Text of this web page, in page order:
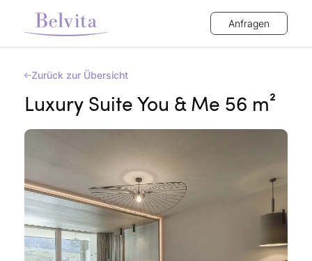
Anfragen
Zurück zur Übersicht
Luxury Suite You & Me 56 m²